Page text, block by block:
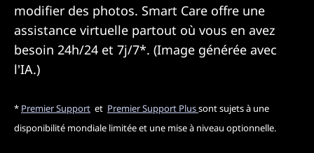
modifier des photos. Smart Care offre une
assistance virtuelle partout où vous en avez
besoin 24h/24 et 7j/7*. (Image générée avec
l'IA.)
* Premier Support et Premier Support Plussont sujets à une
disponibilité mondiale limitée et une mise à niveau optionnelle.